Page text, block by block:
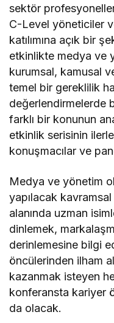
sektör
C-Level yöneticiler
katılımına açık bir
etkinlikte medya ve
kurumsal, kamusal
temel bir gereklilik
değerlendirmelerde
farklı bir konunun
etkinlik serisinin
konuşmacılar ve
Medya ve yönetim
yapılacak
alanında uzman
dinlemek,
derinlemesine bilgi
öncülerinden ilham
kazanmak isteyen
konferansta kariyer
da olacak.